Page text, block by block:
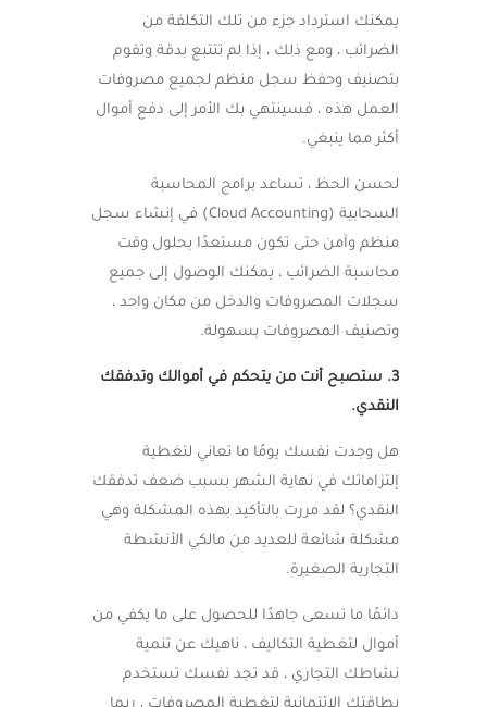
يمكنك استرداد جزء من تلك التكلفة من
الضرائب ، ومع ذلك ، إذا لم تتتبع بدقة وتقوم
بتصنيف وحفظ سجل منظم لجميع مصروفات
العمل هذه ، فسينتهي بك الأمر إلى دفع أموال
أكثر مما ينبغي.
لحسن الحظ ، تساعد برامج المحاسبة
السحابية (Cloud Accounting) في إنشاء سجل
منظم وآمن حتى تكون مستعدًا بحلول وقت
محاسبة الضرائب ، يمكنك الوصول إلى جميع
سجلات المصروفات والدخل من مكان واحد ،
وتصنيف المصروفات بسهولة.
3. ستصبح أنت من يتحكم في أموالك وتدفقك
النقدي.
هل وجدت نفسك يومًا ما تعاني لتغطية
إلتزاماتك في نهاية الشهر بسبب ضعف تدفقك
النقدي؟ لقد مررت بالتأكيد بهذه المشكلة وهي
مشكلة شائعة للعديد من مالكي الأنشطة
التجارية الصغيرة.
دائمًا ما تسعى جاهدًا للحصول على ما يكفي من
أموال لتغطية التكاليف ، ناهيك عن تنمية
نشاطك التجاري ، قد تجد نفسك تستخدم